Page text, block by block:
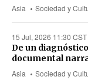
Asia Sociedad y
15 Jul, 2026 11:30 CST
Asia Sociedad y
De un
documental